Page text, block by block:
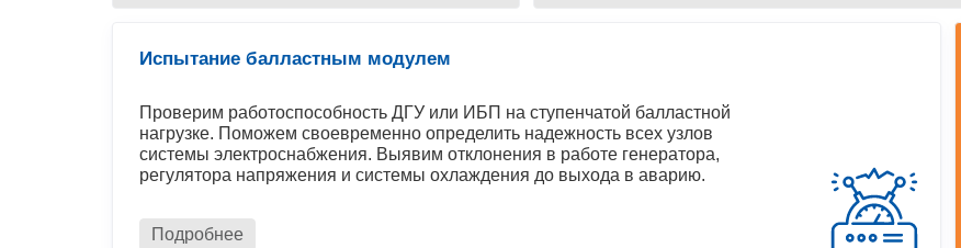
Испытание балластным модулем
Проверим работоспособность ДГУ или ИБП на ступенчатой балластной
нагрузке. Поможем своевременно определить надежность всех узлов
системы электроснабжения. Выявим отклонения в работе генератора,
регулятора напряжения и системы охлаждения до выхода в аварию.
Подробнее